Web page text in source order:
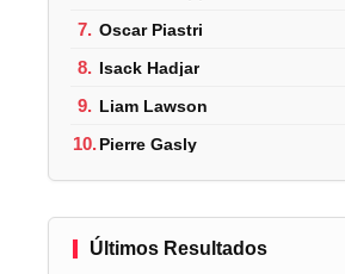
7. Oscar Piastri
8. Isack Hadjar
9. Liam Lawson
10.Pierre Gasly
Últimos Resultados